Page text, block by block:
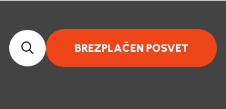
BREZPLAČEN POSVET